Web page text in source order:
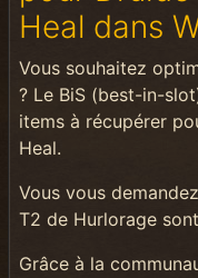
Heal dans
Vous souhaitez
? Le BiS (best-in-
items à récupérer
Heal.
Vous vous
T2 de Hurlorage
Grâce à la